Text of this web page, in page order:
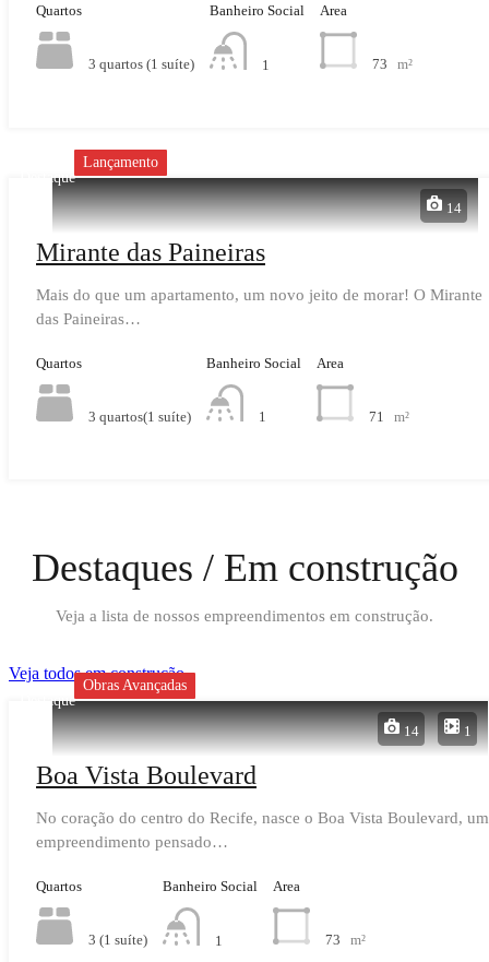
Quartos
3 quartos (1 suíte)
Banheiro Social
1
Area
73 m²
Destaque
14
Lançamento
Mirante das Paineiras
Mais do que um apartamento, um novo jeito de morar! O Mirante
das Paineiras…
Quartos
3 quartos(1 suíte)
Banheiro Social
1
Area
71 m²
Destaques / Em construção
Veja a lista de nossos empreendimentos em construção.
Veja todos em construção
Destaque
14
1
Obras Avançadas
Boa Vista Boulevard
No coração do centro do Recife, nasce o Boa Vista Boulevard, um
empreendimento pensado…
Quartos
3 (1 suíte)
Banheiro Social
1
Area
73 m²